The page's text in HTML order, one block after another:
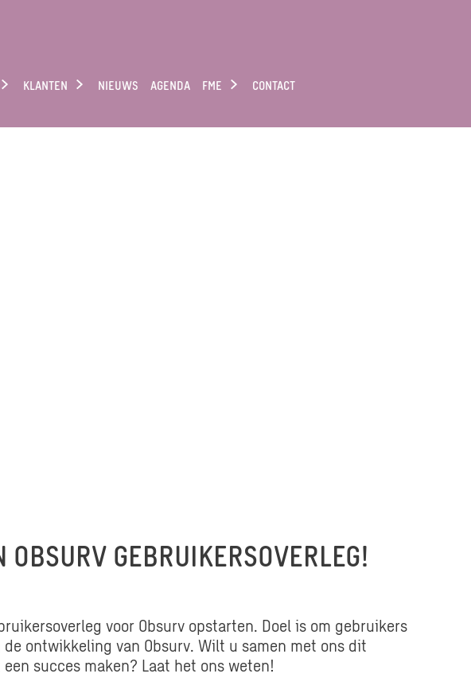
KLANTEN NIEUWS AGENDA FME CONTACT
OBSURV GEBRUIKERSOVERLEG!
voor Obsurv opstarten. Doel is om gebruikers
ontwikkeling van Obsurv. Wilt u samen met ons dit
succes maken? Laat het ons weten!